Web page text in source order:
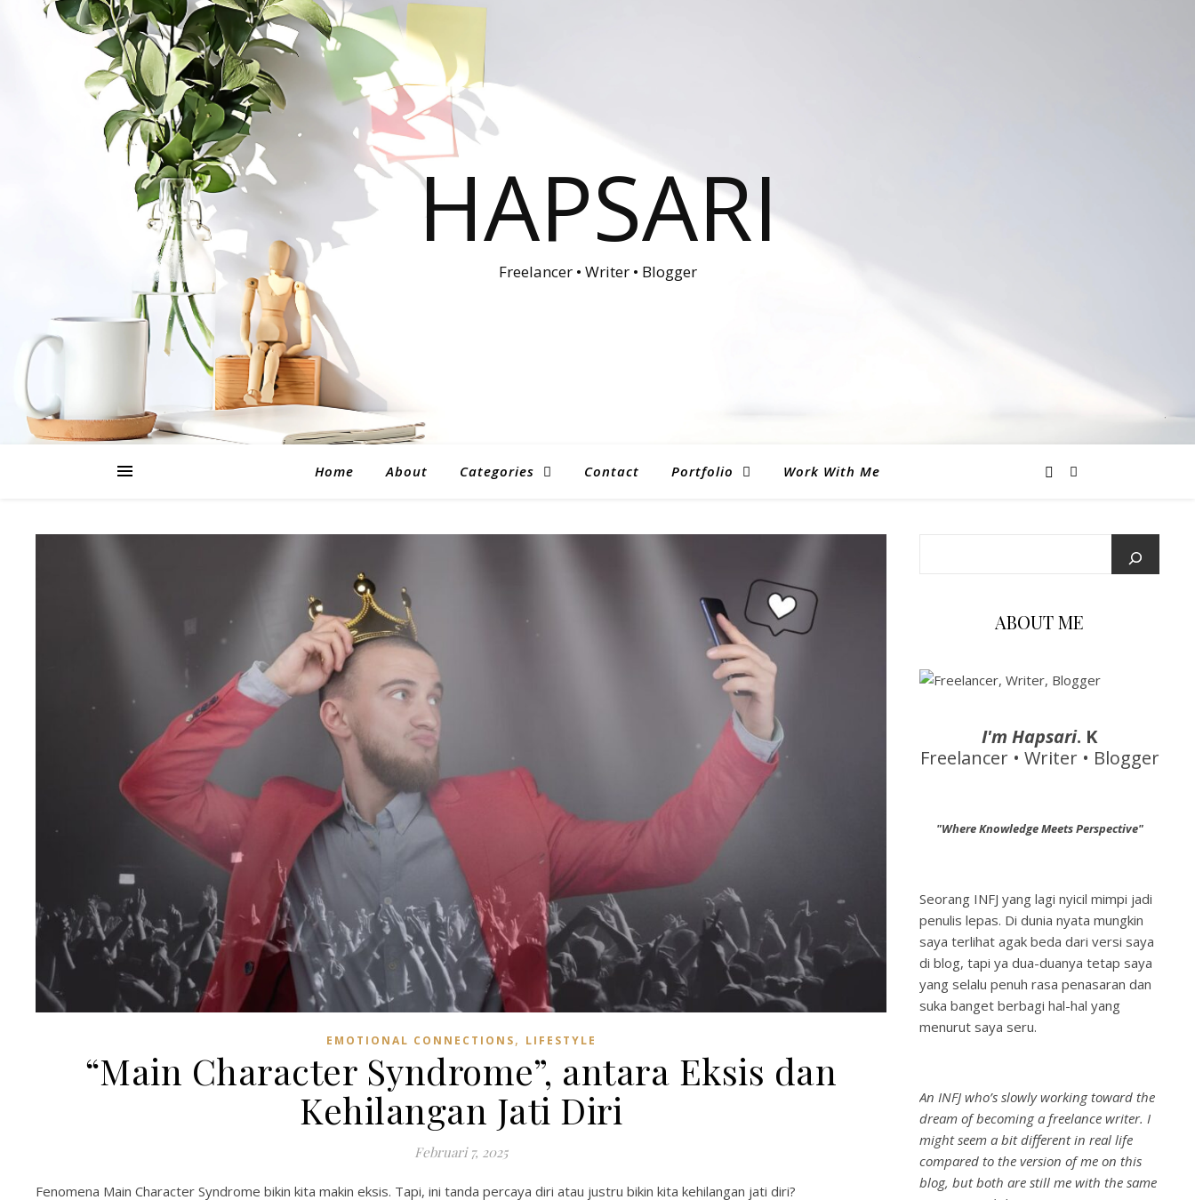
HAPSARI
Freelancer • Writer • Blogger
Home About Categories Contact Portfolio Work With Me
EMOTIONAL CONNECTIONS, LIFESTYLE
“Main Character Syndrome”, antara Eksis dan
Kehilangan Jati Diri
Februari 7, 2025
Fenomena Main Character Syndrome bikin kita makin eksis. Tapi, ini tanda percaya diri atau justru bikin kita kehilangan jati diri?
ABOUT ME
I'm Hapsari. K
Freelancer • Writer • Blogger
"Where Knowledge Meets Perspective"
Seorang INFJ yang lagi nyicil mimpi jadi
penulis lepas. Di dunia nyata mungkin
saya terlihat agak beda dari versi saya
di blog, tapi ya dua-duanya tetap saya
yang selalu penuh rasa penasaran dan
suka banget berbagi hal-hal yang
menurut saya seru.
An INFJ who’s slowly working toward the
dream of becoming a freelance writer. I
might seem a bit different in real life
compared to the version of me on this
blog, but both are still me with the same